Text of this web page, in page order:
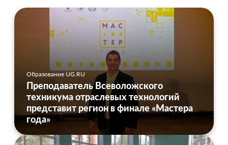
Образование UG.RU
Преподаватель Всеволожского
техникума отраслевых технологий
представит регион в финале «Мастера
года»